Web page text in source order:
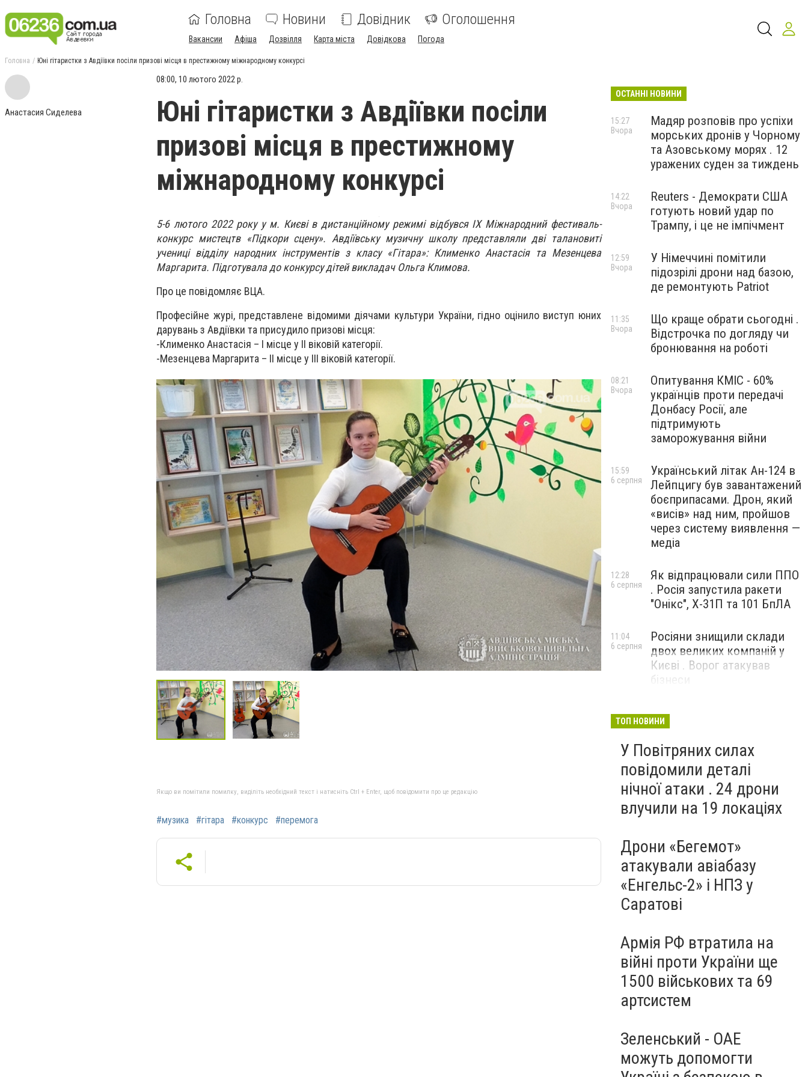
Головна Новини Довідник Оголошення
Вакансии Афіша Дозвілля Карта міста Довідкова Погода
Головна Юні гітаристки з Авдіївки посіли призові місця в престижному міжнародному конкурсі
Анастасия Сиделева
08:00, 10 лютого 2022 р.
Юні гітаристки з Авдіївки посіли
призові місця в престижному
міжнародному конкурсі
5-6 лютого 2022 року у м. Києві в дистанційному режимі відбувся ІХ Міжнародний фестиваль-
конкурс мистецтв «Підкори сцену». Авдіївську музичну школу представляли дві талановиті
учениці відділу народних інструментів з класу «Гітара»: Клименко Анастасія та Мезенцева
Маргарита. Підготувала до конкурсу дітей викладач Ольга Климова.
Про це повідомляє ВЦА.
Професійне журі, представлене відомими діячами культури України, гідно оцінило виступ юних
дарувань з Авдіївки та присудило призові місця:
-Клименко Анастасія – І місце у ІІ віковій категорії.
-Мезенцева Маргарита – ІІ місце у ІІІ віковій категорії.
Якщо ви помітили помилку, виділіть необхідний текст і натисніть Ctrl + Enter, щоб повідомити про це редакцію
#музика #гітара #конкурс #перемога
ОСТАННІ НОВИНИ
Мадяр розповів про успіхи
морських дронів у Чорному
та Азовському морях . 12
уражених суден за тиждень
15:27
Вчора
Reuters - Демократи США
готують новий удар по
Трампу, і це не імпічмент
14:22
Вчора
У Німеччині помітили
підозрілі дрони над базою,
де ремонтують Patriot
12:59
Вчора
Що краще обрати сьогодні .
Відстрочка по догляду чи
бронювання на роботі
11:35
Вчора
Опитування КМІС - 60%
українців проти передачі
Донбасу Росії, але
підтримують
заморожування війни
08:21
Вчора
Український літак Ан-124 в
Лейпцигу був завантажений
боєприпасами. Дрон, який
«висів» над ним, пройшов
через систему виявлення —
медіа
15:59
6 серпня
Як відпрацювали сили ППО
. Росія запустила ракети
"Онікс", Х-31П та 101 БпЛА
12:28
6 серпня
Росіяни знищили склади
двох великих компаній у
Києві . Ворог атакував
бізнеси
11:04
6 серпня
ТОП НОВИНИ
У Повітряних силах
повідомили деталі
нічної атаки . 24 дрони
влучили на 19 локаціях
Дрони «Бегемот»
атакували авіабазу
«Енгельс-2» і НПЗ у
Саратові
Армія РФ втратила на
війні проти України ще
1500 військових та 69
артсистем
Зеленський - ОАЕ
можуть допомогти